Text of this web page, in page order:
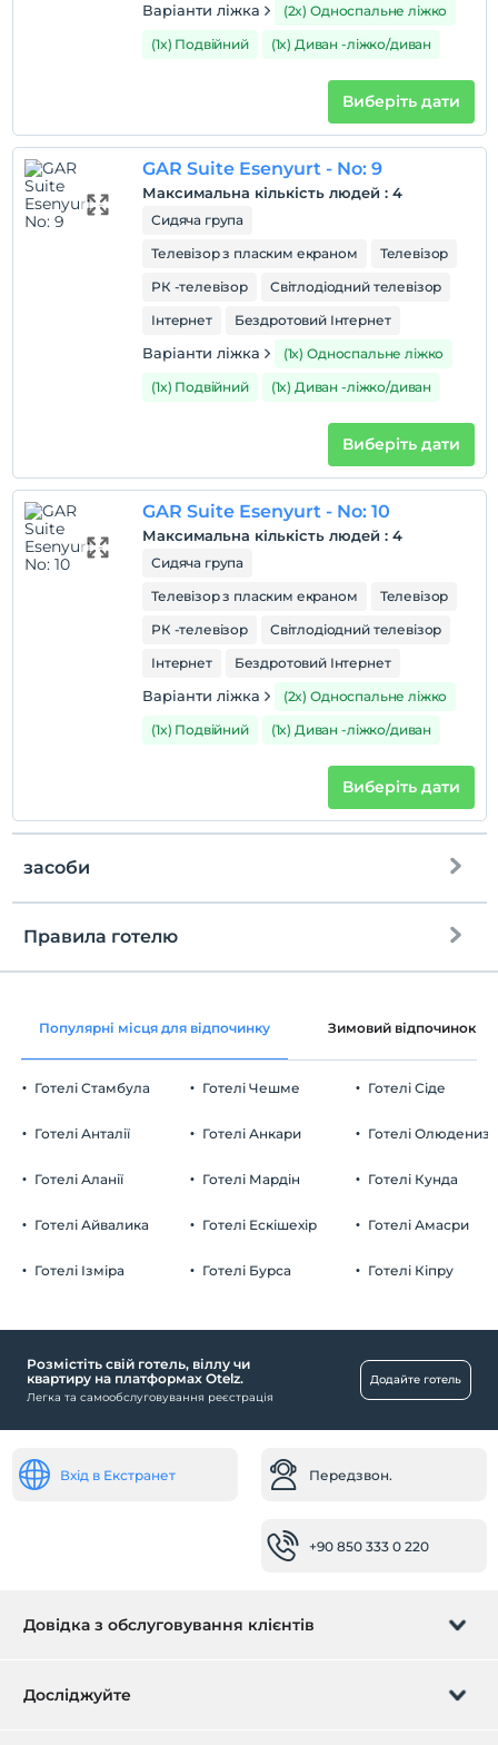
Варіанти ліжка
(2x) Односпальне ліжко
(1x) Подвійний
(1x) Диван -ліжко/диван
Виберіть дати
GAR Suite Esenyurt - No: 9
Максимальна кількість людей : 4
Сидяча група
Телевізор з пласким екраном
Телевізор
РК -телевізор
Світлодіодний телевізор
Інтернет
Бездротовий Інтернет
Варіанти ліжка
(1x) Односпальне ліжко
(1x) Подвійний
(1x) Диван -ліжко/диван
Виберіть дати
GAR Suite Esenyurt - No: 10
Максимальна кількість людей : 4
Сидяча група
Телевізор з пласким екраном
Телевізор
РК -телевізор
Світлодіодний телевізор
Інтернет
Бездротовий Інтернет
Варіанти ліжка
(2x) Односпальне ліжко
(1x) Подвійний
(1x) Диван -ліжко/диван
Виберіть дати
засоби
Загальні зони та всі кімнати
Парковка
Безкоштовно Громадська автостоянка
Їжа та напої
Обслуговування пакетів
сімейні кімнати
Легкий доступ до лікарні (15 хвилин)
камера зберігання багажу
Правила готелю
перевірь
Перевірити
Останній 11:00 і раніше
домашня тварина
Плата за дітей віком до 2 не стягується
Популярні місця для відпочинку Зимовий відпочинок
Готелі Стамбула
Готелі Анталії
Готелі Аланії
Готелі Айвалика
Готелі Ізміра
Готелі Чешме
Готелі Анкари
Готелі Мардін
Готелі Ескішехір
Готелі Бурса
Готелі Сіде
Готелі Олюдениза
Готелі Кунда
Готелі Амасри
Готелі Кіпру
Розмістіть свій готель, віллу чи
квартиру на платформах Otelz.
Легка та самообслуговування реєстрація
Додайте готель
Вхід в Екстранет Передзвон.
+90 850 333 0 220
Довідка з обслуговування клієнтів
Керуйте бронюванням
Досліджуйте